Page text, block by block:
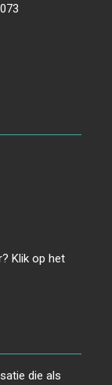
Klik op het
die als